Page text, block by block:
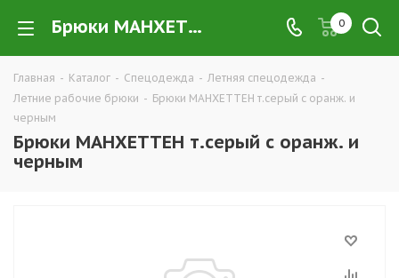
Брюки МАНХЕТТЕН т.серый с оранж. и черным купить в Екатеринбурге по низким ценам оптом — интернет-магазин летних рабочих брюк в розницу компании ТД УРАЛСИЗ 0
Главная - Каталог - Спецодежда - Летняя спецодежда -
Летние рабочие брюки - Брюки МАНХЕТТЕН т.серый с оранж. и
черным
Брюки МАНХЕТТЕН т.серый с оранж. и
черным